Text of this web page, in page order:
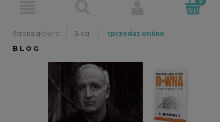
Blog sprzedaż online
BLOG